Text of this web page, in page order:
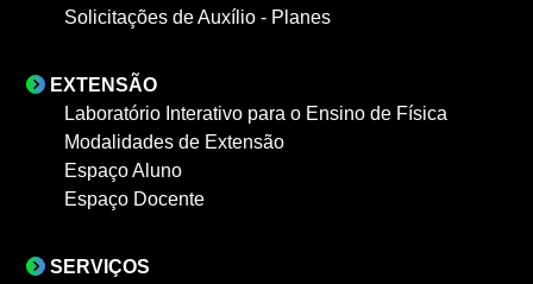
Solicitações de Auxílio - Planes
EXTENSÃO
Laboratório Interativo para o Ensino de Física
Modalidades de Extensão
Espaço Aluno
Espaço Docente
SERVIÇOS